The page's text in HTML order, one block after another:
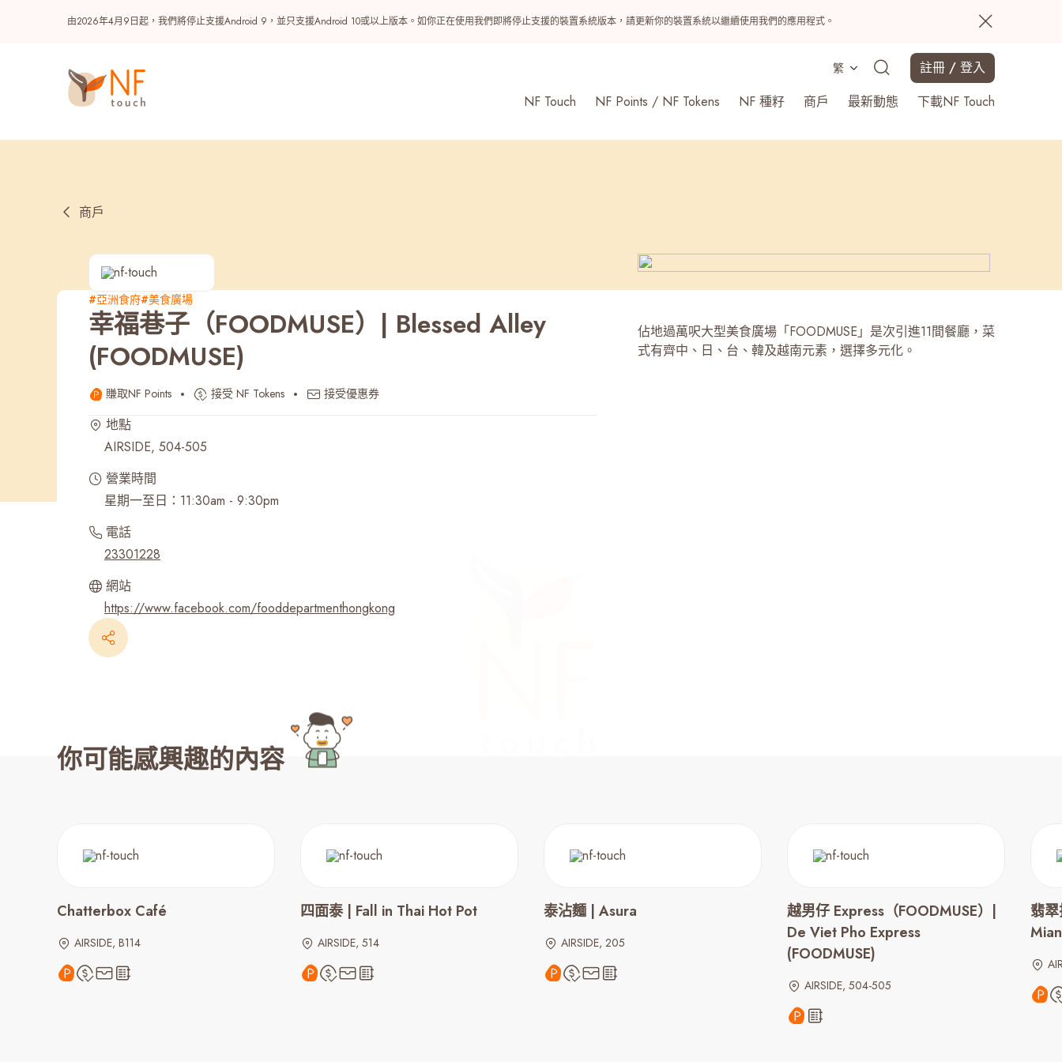
由2026年4月9日起，我們將停止支援Android 9，並只支援Android 10或以上版本。如你正在使用我們即將停止支援的裝置系統版本，請更新你的裝置系統以繼續使用我們的應用程式。
繁
註冊 / 登入
NF Touch
NF Points / NF Tokens NF 種籽 商戶 最新動態 下載NF Touch
熱門
NF 種籽 NF Points AIRSIDE 獎賞
商戶
#亞洲食府#美食廣場
幸福巷子（FOODMUSE）| Blessed Alley
(FOODMUSE)
賺取NF Points 接受 NF Tokens 接受優惠券
地點
AIRSIDE, 504-505
營業時間
星期一至日：11:30am - 9:30pm
電話
23301228
網站
https://www.facebook.com/fooddepartmenthongkong
佔地過萬呎大型美食廣場「FOODMUSE」是次引進11間餐廳，菜
式有齊中、日、台、韓及越南元素，選擇多元化。
你可能感興趣的內容
Chatterbox Café
AIRSIDE, B114
四面泰 | Fall in Thai Hot Pot
AIRSIDE, 514
泰沾麵 | Asura
AIRSIDE, 205
越男仔 Express（FOODMUSE）|
De Viet Pho Express
(FOODMUSE)
AIRSIDE, 504-505
翡